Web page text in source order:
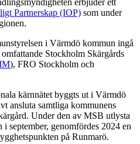
erbjuder ett
Partnerskap (IOP) som under
i Värmdö kommun ingå
Stockholm Skärgårds
), FRO Stockholm och
kärnnätet byggts ut i Värmdö
ansluta samtliga kommunens
Under den av MSB utlysta
september, genomfördes 2024 en
på Runmarö.